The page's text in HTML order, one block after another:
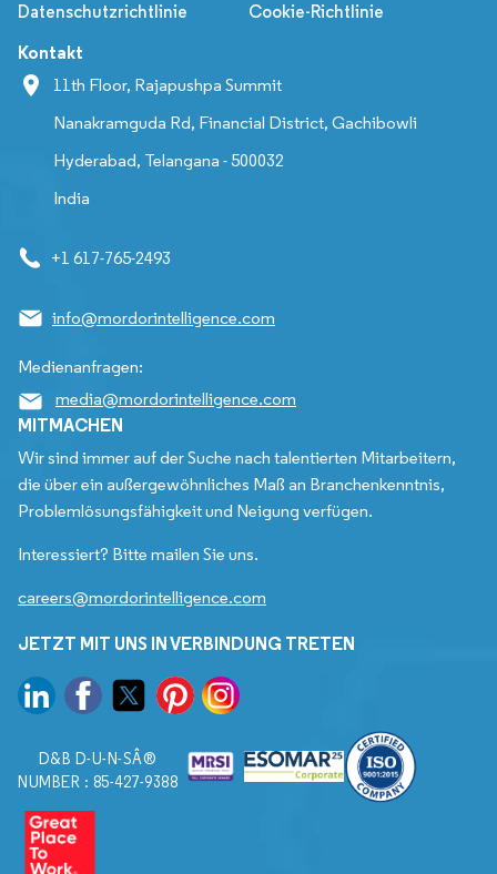
Datenschutzrichtlinie Cookie-Richtlinie
Kontakt
11th Floor, Rajapushpa Summit
Nanakramguda Rd, Financial District, Gachibowli
Hyderabad, Telangana - 500032
India
+1 617-765-2493
info@mordorintelligence.com
Medienanfragen:
media@mordorintelligence.com
MITMACHEN
Wir sind immer auf der Suche nach talentierten Mitarbeitern,
die über ein außergewöhnliches Maß an Branchenkenntnis,
Problemlösungsfähigkeit und Neigung verfügen.
Interessiert? Bitte mailen Sie uns.
careers@mordorintelligence.com
JETZT MIT UNS IN VERBINDUNG TRETEN
D&B D-U-N-SÂ®
NUMBER : 85-427-9388